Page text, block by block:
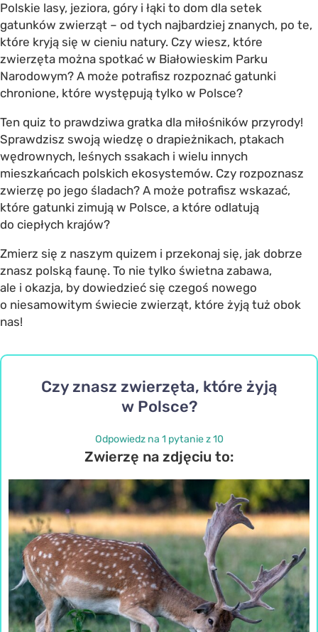
Polskie lasy, jeziora, góry i łąki to dom dla setek
gatunków zwierząt – od tych najbardziej znanych, po te,
które kryją się w cieniu natury. Czy wiesz, które
zwierzęta można spotkać w Białowieskim Parku
Narodowym? A może potrafisz rozpoznać gatunki
chronione, które występują tylko w Polsce?
Ten quiz to prawdziwa gratka dla miłośników przyrody!
Sprawdzisz swoją wiedzę o drapieżnikach, ptakach
wędrownych, leśnych ssakach i wielu innych
mieszkańcach polskich ekosystemów. Czy rozpoznasz
zwierzę po jego śladach? A może potrafisz wskazać,
które gatunki zimują w Polsce, a które odlatują
do ciepłych krajów?
Zmierz się z naszym quizem i przekonaj się, jak dobrze
znasz polską faunę. To nie tylko świetna zabawa,
ale i okazja, by dowiedzieć się czegoś nowego
o niesamowitym świecie zwierząt, które żyją tuż obok
nas!
Czy znasz zwierzęta, które żyją
w Polsce?
Odpowiedz na 1 pytanie z 10
Zwierzę na zdjęciu to: